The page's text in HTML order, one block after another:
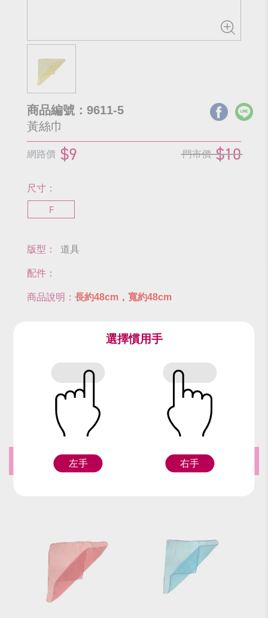
商品編號：9611-5
黃絲巾
網路價 $9 門市價 $10
尺寸：
F
版型： 道具
配件：
商品說明： 長約48cm，寬約48cm
查看商品尺寸
#新娘
推薦商品
選擇慣用手
左手 右手